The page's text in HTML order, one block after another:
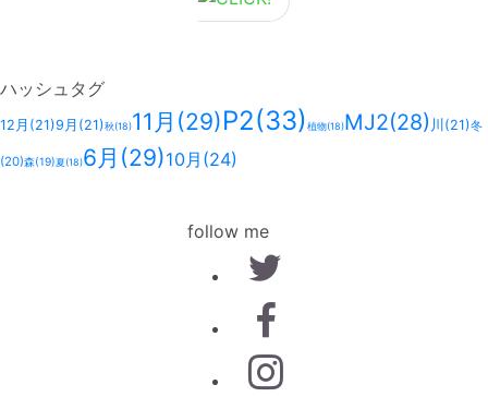
ハッシュタグ
12月 (21)9月 (21)秋(18)11月 (29)P2(33)植物(18)MJ2(28) 川 (21)冬
(20)森(19)夏(18)6月 (29)10月 (24)
follow me